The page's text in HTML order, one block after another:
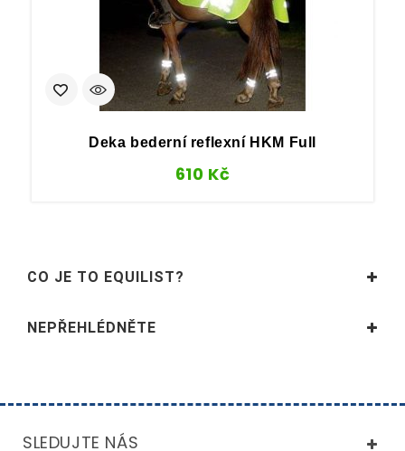
Deka bederní reflexní HKM Full
610 Kč
CO JE TO EQUILIST?
NEPŘEHLÉDNĚTE
SLEDUJTE NÁS